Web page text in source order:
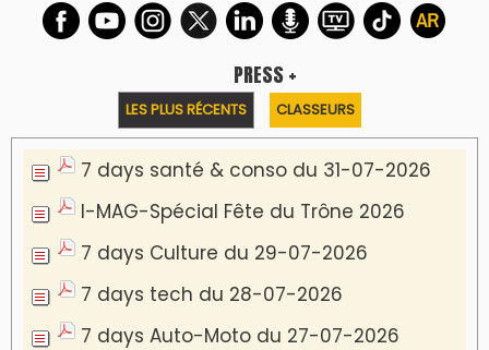
PRESS +
LES PLUS RÉCENTS CLASSEURS
7 days santé & conso du 31-07-2026
I-MAG-Spécial Fête du Trône 2026
7 days Culture du 29-07-2026
7 days tech du 28-07-2026
7 days Auto-Moto du 27-07-2026